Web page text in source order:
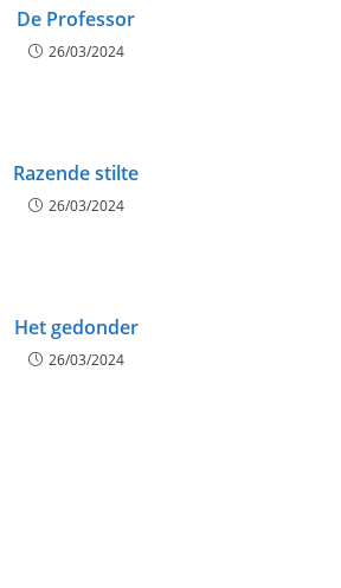
De Professor
26/03/2024
Razende stilte
26/03/2024
Het gedonder
26/03/2024